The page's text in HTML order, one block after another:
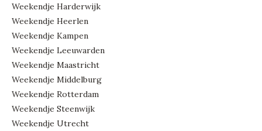
Weekendje Harderwijk
Weekendje Heerlen
Weekendje Kampen
Weekendje Leeuwarden
Weekendje Maastricht
Weekendje Middelburg
Weekendje Rotterdam
Weekendje Steenwijk
Weekendje Utrecht